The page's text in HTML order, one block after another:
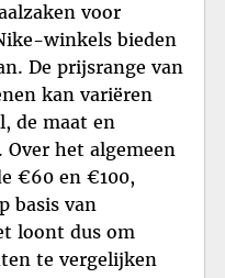
voor
winkels bieden
De prijsrange van
kan variëren
de maat en
Over het algemeen
€60 en €100,
basis van
loont dus om
te vergelijken